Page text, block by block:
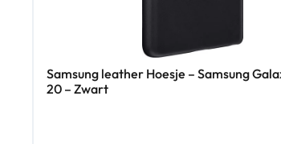
Samsung leather Hoesje – Samsung
20 – Zwart